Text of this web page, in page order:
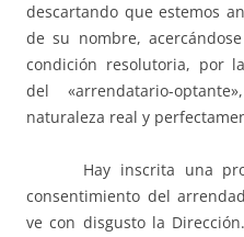
descartando que estemos
de su nombre,
condición resolutoria, por
del «arrendatario-
naturaleza real y
Hay inscrita una
consentimiento del
ve con disgusto la